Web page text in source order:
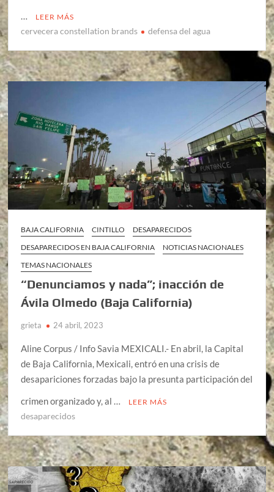
…
LEER MÁS
cervecera constellation brands defensa del agua
BAJA CALIFORNIA CINTILLO
DESAPARECIDOS
DESAPARECIDOS EN BAJA CALIFORNIA
NOTICIAS NACIONALES
TEMAS NACIONALES
“Denunciamos y nada”; inacción de
Ávila Olmedo (Baja California)
grieta 24 abril, 2023
Aline Corpus / Info Savia MEXICALI.- En abril, la Capital
de Baja California, Mexicali, entró en una crisis de
desapariciones forzadas bajo la presunta participación del
crimen organizado y, al …
LEER MÁS
desaparecidos